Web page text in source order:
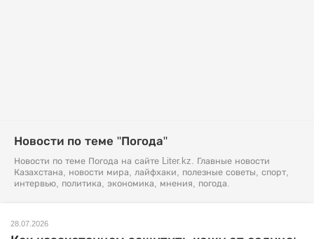
Новости по теме "Погода"
Новости по теме Погода на сайте Liter.kz. Главные новости
Казахстана, новости мира, лайфхаки, полезные советы, спорт,
интервью, политика, экономика, мнения, погода.
28.07.2026